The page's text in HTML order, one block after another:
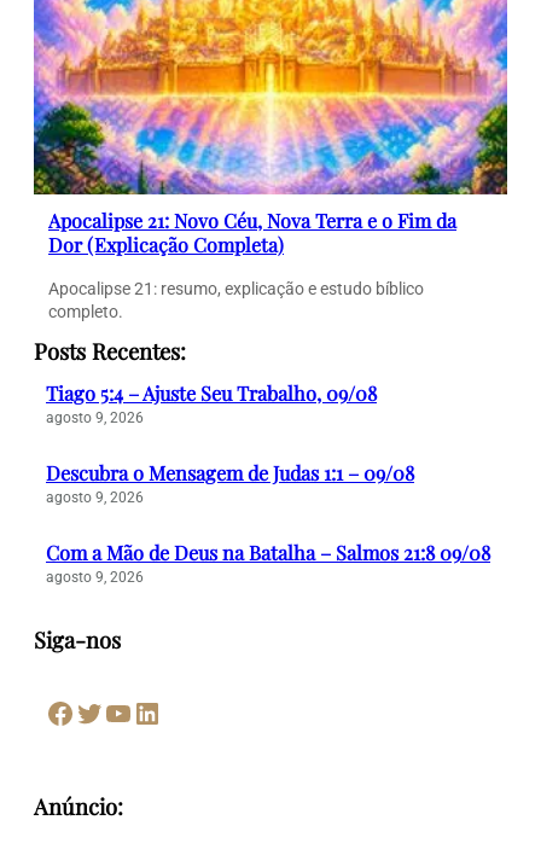
Apocalipse 21: Novo Céu, Nova Terra e o Fim da
Dor (Explicação Completa)
Apocalipse 21: resumo, explicação e estudo bíblico
completo.
Posts Recentes:
Tiago 5:4 – Ajuste Seu Trabalho, 09/08
agosto 9, 2026
Descubra o Mensagem de Judas 1:1 – 09/08
agosto 9, 2026
Com a Mão de Deus na Batalha – Salmos 21:8 09/08
agosto 9, 2026
Siga-nos
Facebook Twitter Youtube LinkedIn
Anúncio: